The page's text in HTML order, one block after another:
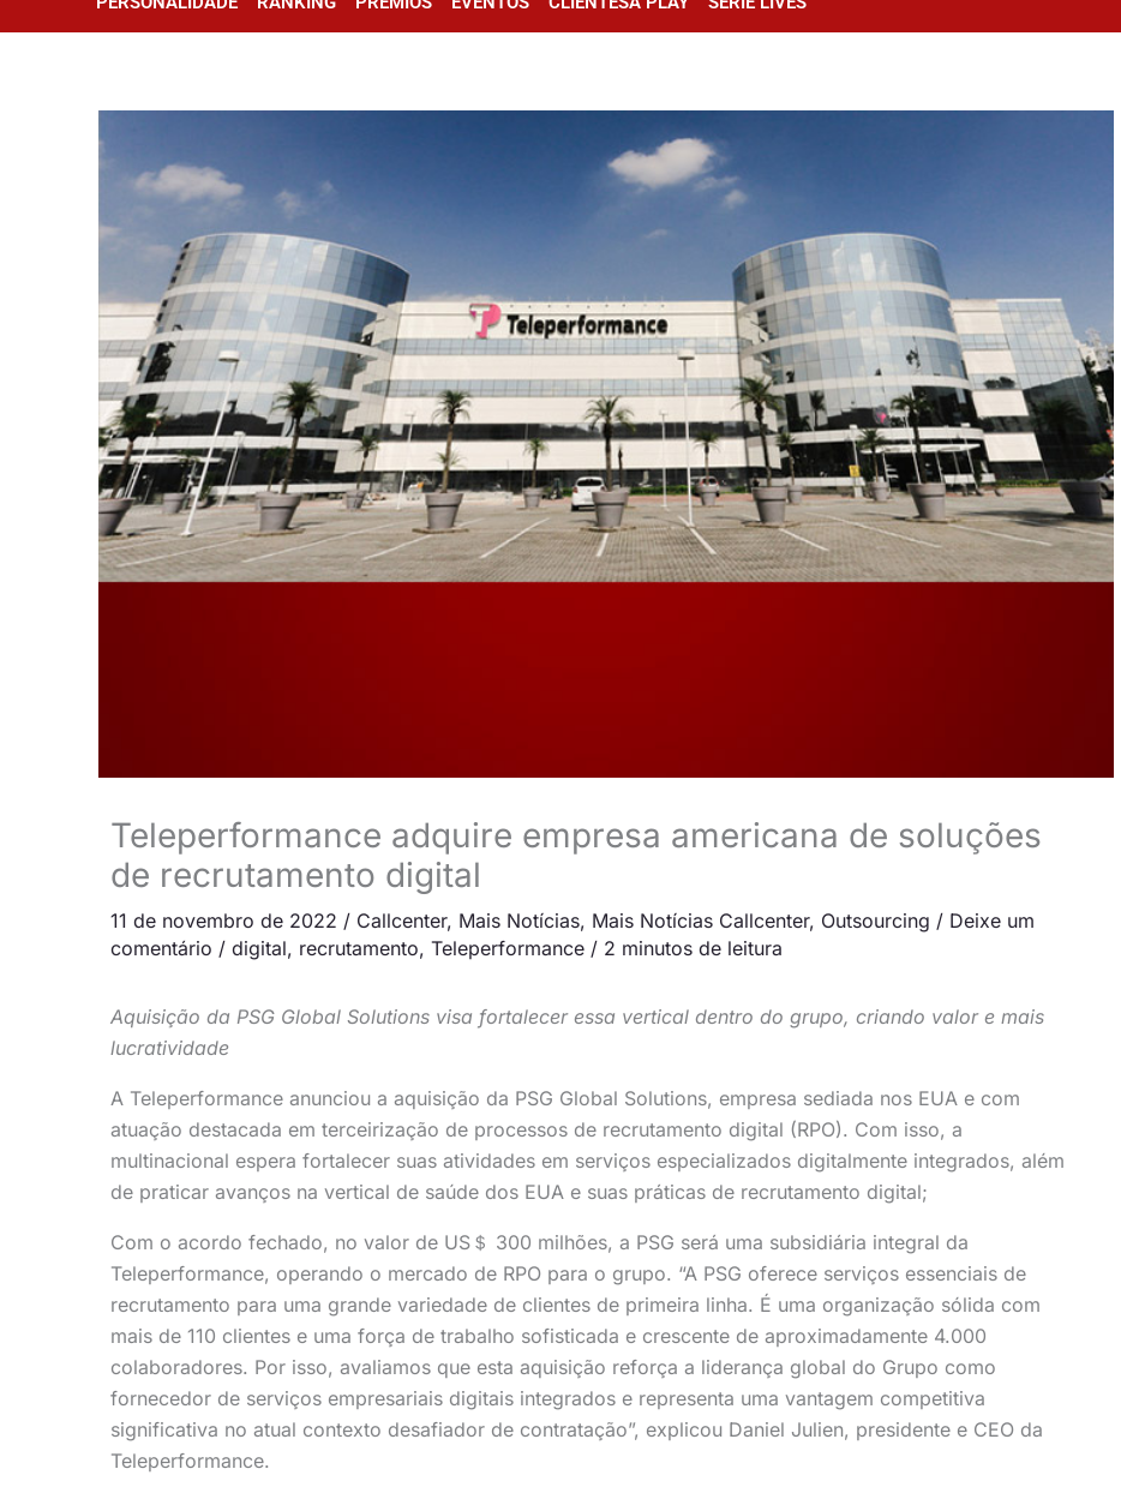
Teleperformance adquire empresa americana de soluções
de recrutamento digital
11 de novembro de 2022 / Callcenter, Mais Notícias, Mais Notícias Callcenter, Outsourcing / Deixe um
comentário / digital, recrutamento, Teleperformance / 2 minutos de leitura
Aquisição da PSG Global Solutions visa fortalecer essa vertical dentro do grupo, criando valor e mais
lucratividade
A Teleperformance anunciou a aquisição da PSG Global Solutions, empresa sediada nos EUA e com
atuação destacada em terceirização de processos de recrutamento digital (RPO). Com isso, a
multinacional espera fortalecer suas atividades em serviços especializados digitalmente integrados, além
de praticar avanços na vertical de saúde dos EUA e suas práticas de recrutamento digital;
Com o acordo fechado, no valor de US＄ 300 milhões, a PSG será uma subsidiária integral da
Teleperformance, operando o mercado de RPO para o grupo. “A PSG oferece serviços essenciais de
recrutamento para uma grande variedade de clientes de primeira linha. É uma organização sólida com
mais de 110 clientes e uma força de trabalho sofisticada e crescente de aproximadamente 4.000
colaboradores. Por isso, avaliamos que esta aquisição reforça a liderança global do Grupo como
fornecedor de serviços empresariais digitais integrados e representa uma vantagem competitiva
significativa no atual contexto desafiador de contratação”, explicou Daniel Julien, presidente e CEO da
Teleperformance.